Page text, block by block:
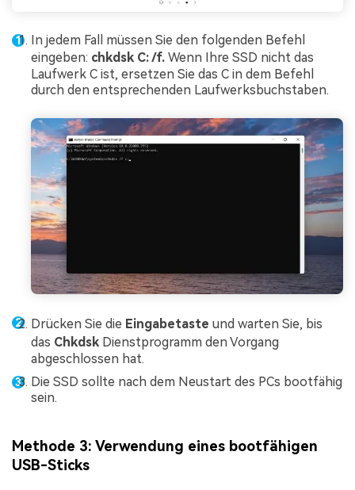
In jedem Fall müssen Sie den folgenden Befehl
eingeben: chkdsk C: /f. Wenn Ihre SSD nicht das
Laufwerk C ist, ersetzen Sie das C in dem Befehl
durch den entsprechenden Laufwerksbuchstaben.
Drücken Sie die Eingabetaste und warten Sie, bis
das Chkdsk Dienstprogramm den Vorgang
abgeschlossen hat.
Die SSD sollte nach dem Neustart des PCs bootfähig
sein.
Methode 3: Verwendung eines bootfähigen
USB-Sticks